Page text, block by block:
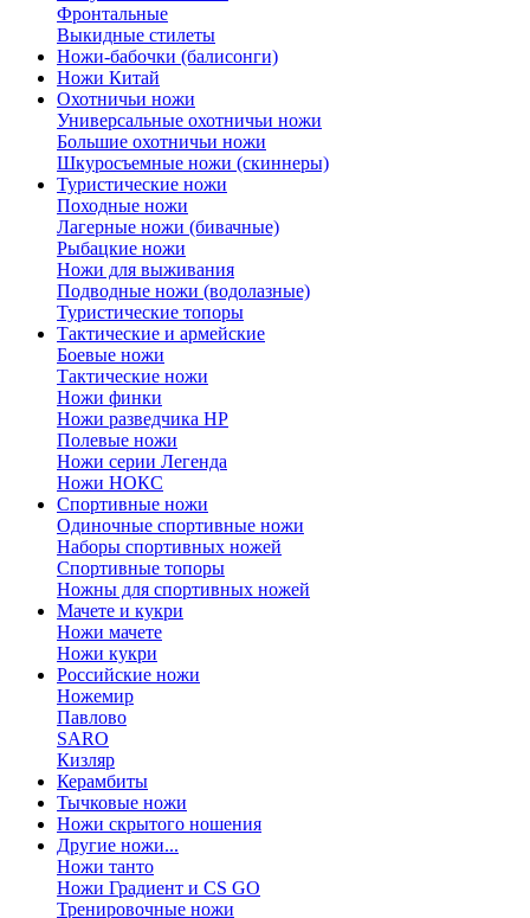
Фронтальные
Выкидные стилеты
Ножи-бабочки (балисонги)
Ножи Китай
Охотничьи ножи
Универсальные охотничьи ножи
Большие охотничьи ножи
Шкуросъемные ножи (скиннеры)
Туристические ножи
Походные ножи
Лагерные ножи (бивачные)
Рыбацкие ножи
Ножи для выживания
Подводные ножи (водолазные)
Туристические топоры
Тактические и армейские
Боевые ножи
Тактические ножи
Ножи финки
Ножи разведчика НР
Полевые ножи
Ножи серии Легенда
Ножи НОКС
Спортивные ножи
Одиночные спортивные ножи
Наборы спортивных ножей
Спортивные топоры
Ножны для спортивных ножей
Мачете и кукри
Ножи мачете
Ножи кукри
Российские ножи
Ножемир
Павлово
SARO
Кизляр
Керамбиты
Тычковые ножи
Ножи скрытого ношения
Другие ножи...
Ножи танто
Ножи Градиент и CS GO
Тренировочные ножи